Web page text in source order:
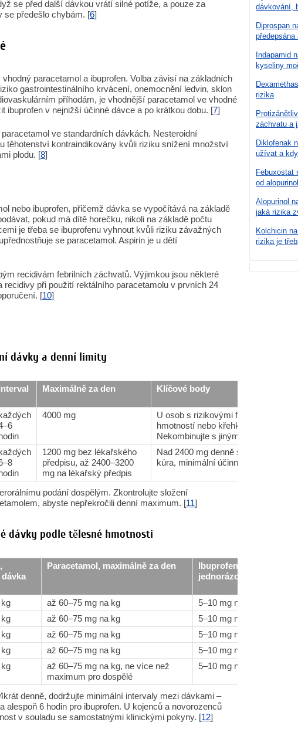
dávkování,
Diprospan
Indapamid
kyseliny
rizika
záchvatu a
Diklofenak
užívat a
Febuxostat
od
Alopurinol
jaká rizika
Kolchicin
rizika je
se před další dávkou vrátí silné potíže, a pouze za
se předešlo chybám. [6]
paracetamol a ibuprofen. Volba závisí na základních
gastrointestinálního krvácení, onemocnění ledvin, sklon
příhodám, je vhodnější paracetamol ve vhodné
ibuprofen v nejnižší účinné dávce a po krátkou dobu. [7]
ve standardních dávkách. Nesteroidní
těhotenství kontraindikovány kvůli riziku snížení množství
plodu. [8]
nebo ibuprofen, přičemž dávka se vypočítává na základě
pokud má dítě horečku, nikoli na základě počtu
je třeba se ibuprofenu vyhnout kvůli riziku závažných
se paracetamol. Aspirin je u dětí
recidivám febrilních záchvatů. Výjimkou jsou některé
recidivy při použití rektálního paracetamolu v prvních 24
[10]
dávky a denní limity
Maximálně za den Klíčové body
4000 mg
U osob s rizikovými faktory jaterní
hmotností nebo křehkou konstitucí
Nekombinujte s jinými léky
1200 mg bez lékařského
předpisu, až 2400–3200
mg na lékařský předpis
Nad 2400 mg denně se zvyšuje
kúra, minimální účinná dávka.
podání dospělým. Zkontrolujte složení
abyste nepřekročili denní maximum. [11]
dávky podle tělesné hmotnosti
Paracetamol, maximálně za den
Ibuprofen,
jednorázová dávka
až 60–75 mg na kg 5–10 mg na kg
až 60–75 mg na kg 5–10 mg na kg
až 60–75 mg na kg 5–10 mg na kg
až 60–75 mg na kg 5–10 mg na kg
až 60–75 mg na kg, ne více než
maximum pro dospělé
5–10 mg na kg
denně, dodržujte minimální intervaly mezi dávkami –
alespoň 6 hodin pro ibuprofen. U kojenců a novorozenců
v souladu se samostatnými klinickými pokyny. [12]